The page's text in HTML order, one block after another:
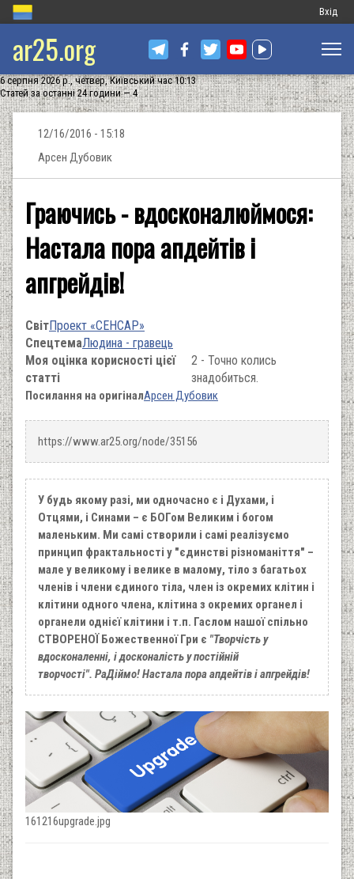
Меню
запису
Вхід
ar25.org
6 серпня 2026 р., четвер, Київський час 10:13
Статей за останні 24 години — 4
12/16/2016 - 15:18
Арсен Дубовик
Граючись - вдосконалюймося:
Настала пора апдейтів і
апгрейдів!
СвітПроект «СЕНСАР»
СпецтемаЛюдина - гравець
Моя оцінка корисності цієї
статті
2 - Точно колись
знадобиться.
Посилання на оригіналАрсен Дубовик
https://www.ar25.org/node/35156
У будь якому разі, ми одночасно є і Духами, і
Отцями, і Синами – є БОГом Великим і богом
маленьким. Ми самі створили і самі реалізуємо
принцип фрактальності у "єдинстві різноманіття" –
мале у великому і велике в малому, тіло з багатьох
членів і члени єдиного тіла, член із окремих клітин і
клітини одного члена, клітина з окремих органел і
органели однієї клітини і т.п. Гаслом нашої спільно
СТВОРЕНОЇ Божественної Гри є "Творчість у
вдосконаленні, і досконалість у постійній
творчості". РаДіймо! Настала пора апдейтів і апгрейдів!
161216upgrade.jpg